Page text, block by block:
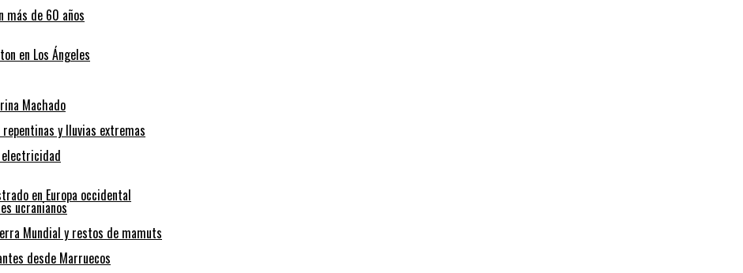
más de 60 años
en Los Ángeles
Machado
repentinas y lluvias extremas
en Europa occidental
ucranianos
Mundial y restos de mamuts
desde Marruecos